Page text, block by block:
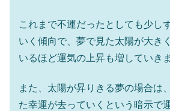
これまで不運だったとしても少し
いく傾向で、夢で見た太陽が大き
いるほど運気の上昇も増していきま
また、太陽が昇りきる夢の場合は
た幸運が去っていくという暗示で